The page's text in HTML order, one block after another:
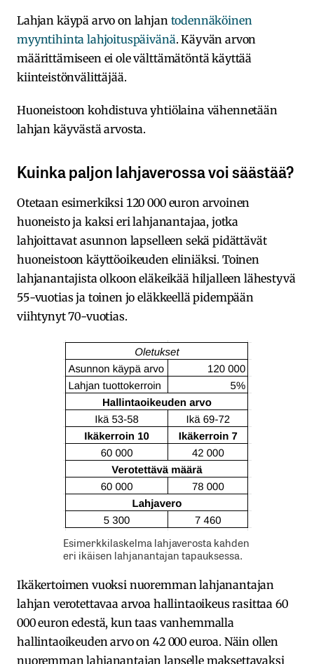
Lahjan käypä arvo on lahjan todennäköinen
myyntihinta lahjoituspäivänä. Käyvän arvon
määrittämiseen ei ole välttämätöntä käyttää
kiinteistönvälittäjää.
Huoneistoon kohdistuva yhtiölaina vähennetään
lahjan käyvästä arvosta.
Kuinka paljon lahjaverossa voi säästää?
Otetaan esimerkiksi 120 000 euron arvoinen
huoneisto ja kaksi eri lahjanantajaa, jotka
lahjoittavat asunnon lapselleen sekä pidättävät
huoneistoon käyttöoikeuden eliniäksi. Toinen
lahjanantajista olkoon eläkeikää hiljalleen lähestyvä
55-vuotias ja toinen jo eläkkeellä pidempään
viihtynyt 70-vuotias.
Esimerkkilaskelma lahjaverosta kahden
eri ikäisen lahjanantajan tapauksessa.
Ikäkertoimen vuoksi nuoremman lahjanantajan
lahjan verotettavaa arvoa hallintaoikeus rasittaa 60
000 euron edestä, kun taas vanhemmalla
hallintaoikeuden arvo on 42 000 euroa. Näin ollen
nuoremman lahjanantajan lapselle maksettavaksi